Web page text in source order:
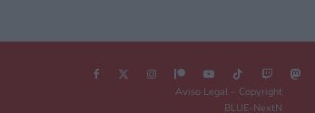
Aviso Legal – Copyright
BLUE-NextN